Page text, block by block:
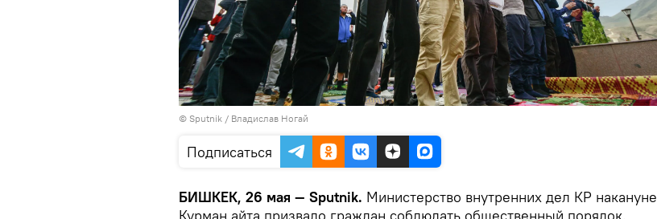
© Sputnik / Владислав Ногай
Подписаться
БИШКЕК, 26 мая — Sputnik. Министерство внутренних дел КР накануне
Курман айта призвало граждан соблюдать общественный порядок,